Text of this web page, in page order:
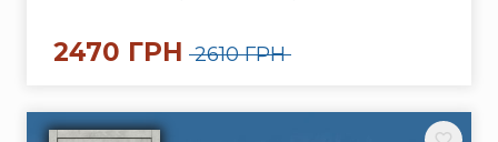
2470 ГРН 2610 ГРН